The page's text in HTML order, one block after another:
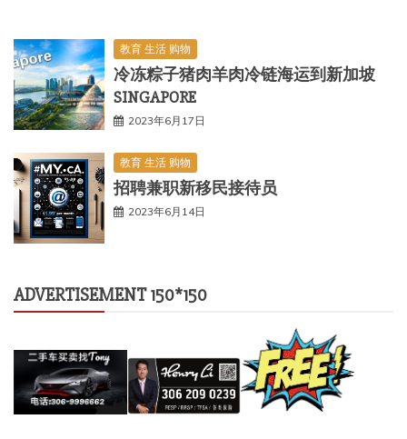
教育 生活 购物
冷冻粽子猪肉羊肉冷链海运到新加坡
SINGAPORE
2023年6月17日
教育 生活 购物
招聘兼职新移民接待员
2023年6月14日
ADVERTISEMENT 150*150